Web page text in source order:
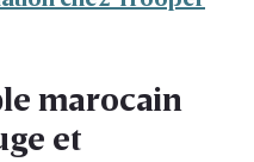
marocain
et